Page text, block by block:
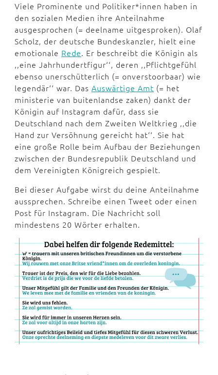
Viele Prominente und Politiker*innen haben in
den sozialen Medien ihre Anteilnahme
ausgesprochen (= deelname uitgesproken). Olaf
Scholz, der deutsche Bundeskanzler, hielt eine
emotionale Rede. Er beschreibt die Königin als
,,eine Jahrhundertfigur‘‘, deren ,,Pflichtgefühl
ebenso unerschütterlich (= onverstoorbaar) wie
legendär‘‘ war. Das Auswärtige Amt (= het
ministerie van buitenlandse zaken) dankt der
Königin auf Instagram dafür, dass sie
Deutschland nach dem Zweiten Weltkrieg ,,die
Hand zur Versöhnung gereicht hat‘‘. Sie hat
eine große Rolle beim Aufbau der Beziehungen
zwischen der Bundesrepublik Deutschland und
dem Vereinigten Königreich gespielt.
Bei dieser Aufgabe wirst du deine Anteilnahme
aussprechen. Schreibe einen Tweet oder einen
Post für Instagram. Die Nachricht soll
mindestens 20 Wörter erhalten.